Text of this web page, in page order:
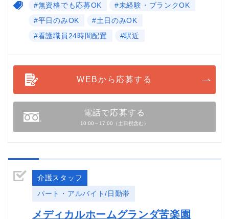
#無資格でも応募OK
#未経験・ブランクOK
#平日のみOK
#土日のみOK
#看護職員24時間配置
#駅近
WEBから応募する
電話で応募する
10:00～17:00（土日祝含む）
介護スタッフ
パート・アルバイト/日勤帯
メディカルホームグランダ苦楽園